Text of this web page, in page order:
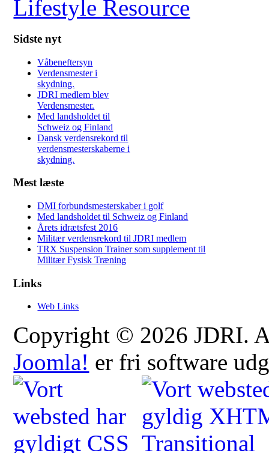
Sidste nyt
Våbeneftersyn
Verdensmester i
skydning.
JDRI medlem blev
Verdensmester.
Med landsholdet til
Schweiz og Finland
Dansk verdensrekord til
verdensmesterskaberne i
skydning.
Mest læste
DMI forbundsmesterskaber i golf
Med landsholdet til Schweiz og Finland
Årets idrætsfest 2016
Militær verdensrekord til JDRI medlem
TRX Suspension Trainer som supplement til
Militær Fysisk Træning
Links
Web Links
Copyright © 2026 JDRI.
Joomla! er fri software